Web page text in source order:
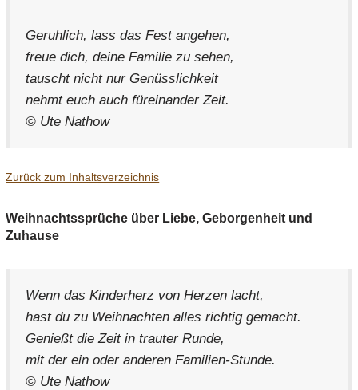
Geruhlich, lass das Fest angehen,
freue dich, deine Familie zu sehen,
tauscht nicht nur Genüsslichkeit
nehmt euch auch füreinander Zeit.
© Ute Nathow
Zurück zum Inhaltsverzeichnis
Weihnachtssprüche über Liebe, Geborgenheit und
Zuhause
Wenn das Kinderherz von Herzen lacht,
hast du zu Weihnachten alles richtig gemacht.
Genießt die Zeit in trauter Runde,
mit der ein oder anderen Familien-Stunde.
© Ute Nathow